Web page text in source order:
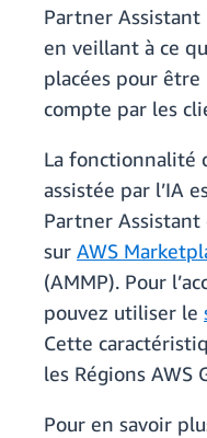
Partner
en veillant à ce
placées pour
compte par les
La fonctionnalité
assistée par l’IA
Partner Assistant
sur AWS
(AMMP). Pour
pouvez utiliser le
Cette
les Régions AWS
Pour en savoir